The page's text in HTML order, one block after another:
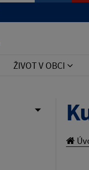
ŽIVOT V OBCI